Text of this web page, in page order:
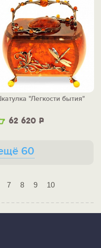
62 620 Р
"Легкости бытия"
60
7 8 9 10